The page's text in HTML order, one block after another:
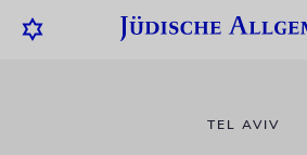
TEL AVIV